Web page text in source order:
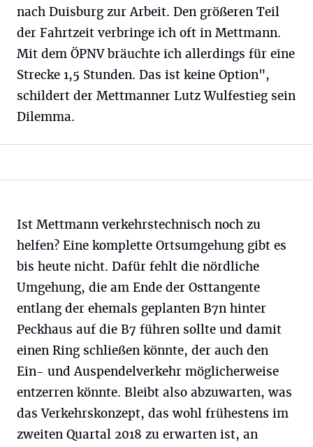
nach Duisburg zur Arbeit. Den größeren Teil
der Fahrtzeit verbringe ich oft in Mettmann.
Mit dem ÖPNV bräuchte ich allerdings für eine
Strecke 1,5 Stunden. Das ist keine Option",
schildert der Mettmanner Lutz Wulfestieg sein
Dilemma.
Ist Mettmann verkehrstechnisch noch zu
helfen? Eine komplette Ortsumgehung gibt es
bis heute nicht. Dafür fehlt die nördliche
Umgehung, die am Ende der Osttangente
entlang der ehemals geplanten B7n hinter
Peckhaus auf die B7 führen sollte und damit
einen Ring schließen könnte, der auch den
Ein- und Auspendelverkehr möglicherweise
entzerren könnte. Bleibt also abzuwarten, was
das Verkehrskonzept, das wohl frühestens im
zweiten Quartal 2018 zu erwarten ist, an